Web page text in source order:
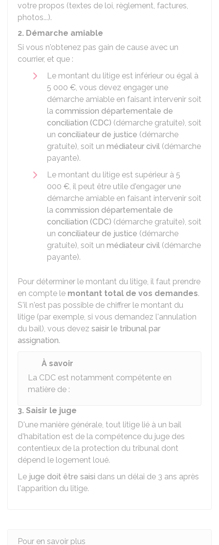
votre propos (textes de loi, règlement, factures,
photos...).
2. Démarche amiable
Si vous n'obtenez pas gain de cause avec un
courrier, et que :
Le montant du litige est inférieur ou égal à
5 000 €, vous devez engager une
démarche amiable en faisant intervenir soit
la commission départementale de
conciliation (CDC) (démarche gratuite), soit
un conciliateur de justice (démarche
gratuite), soit un médiateur civil (démarche
payante).
Le montant du litige est supérieur à 5
000 €, il peut être utile d'engager une
démarche amiable en faisant intervenir soit
la commission départementale de
conciliation (CDC) (démarche gratuite), soit
un conciliateur de justice (démarche
gratuite), soit un médiateur civil (démarche
payante).
Pour déterminer le montant du litige, il faut prendre
en compte le montant total de vos demandes.
S'il n'est pas possible de chiffrer le montant du
litige (par exemple, si vous demandez l'annulation
du bail), vous devez saisir le tribunal par
assignation.
À savoir
La CDC est notamment compétente en
matière de :
3. Saisir le juge
D'une manière générale, tout litige lié à un bail
d'habitation est de la compétence du juge des
contentieux de la protection du tribunal dont
dépend le logement loué.
Le juge doit être saisi dans un délai de 3 ans après
l'apparition du litige.
Pour en savoir plus